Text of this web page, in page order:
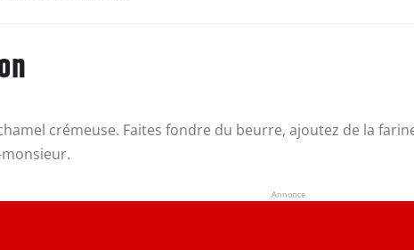
crémeuse. Faites fondre du beurre, ajoutez de la
Annonce